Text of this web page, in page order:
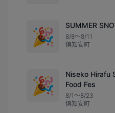
🎉
SUMMER
8/8〜8/11
倶知安町
🎉
Niseko Hirafu
Food Fes
8/1〜8/23
倶知安町